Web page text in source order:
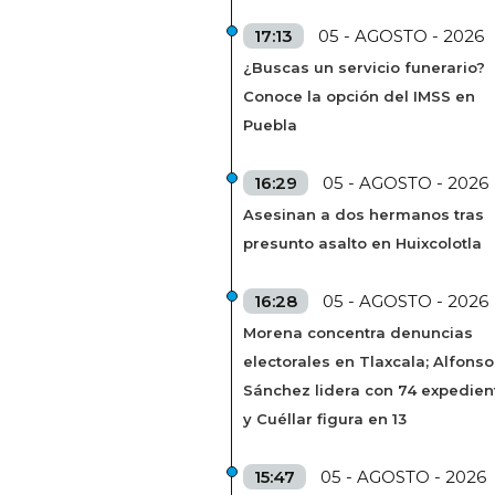
17:13 05 - AGOSTO - 2026
¿Buscas un servicio funerario?
Conoce la opción del IMSS en
Puebla
16:29 05 - AGOSTO - 2026
Asesinan a dos hermanos tras
presunto asalto en Huixcolotla
16:28 05 - AGOSTO - 2026
Morena concentra denuncias
electorales en Tlaxcala; Alfonso
Sánchez lidera con 74
y Cuéllar figura en 13
15:47 05 - AGOSTO - 2026